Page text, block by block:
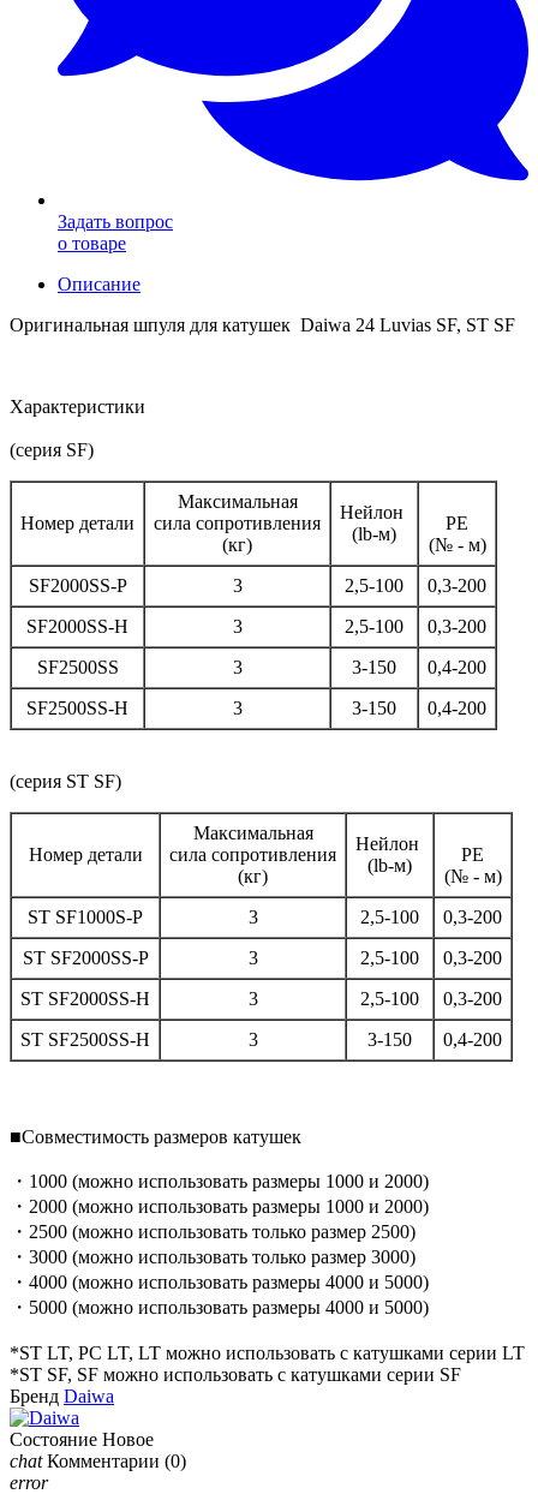
Задать вопрос
о товаре
Описание
Оригинальная шпуля для катушек Daiwa 24 Luvias SF, ST SF
Характеристики
(серия SF)
Номер детали
Максимальная
сила сопротивления
(кг)
Нейлон
(lb-м)
PE
(№ - м)
SF2000SS-P
3 2,5-100
0,3-200
SF2000SS-H
3 2,5-100
0,3-200
SF2500SS
3 3-150
0,4-200
SF2500SS-H
3 3-150 0,4-200
(серия ST SF)
Номер детали
Максимальная
сила сопротивления
(кг)
Нейлон
(lb-м)
PE
(№ - м)
ST SF1000S-P
3 2,5-100
0,3-200
ST SF2000SS-P
3 2,5-100
0,3-200
ST SF2000SS-H
3 2,5-100
0,3-200
ST SF2500SS-H
3 3-150 0,4-200
■Совместимость размеров катушек
・1000 (можно использовать размеры 1000 и 2000)
・2000 (можно использовать размеры 1000 и 2000)
・2500 (можно использовать только размер 2500)
・3000 (можно использовать только размер 3000)
・4000 (можно использовать размеры 4000 и 5000)
・5000 (можно использовать размеры 4000 и 5000)
*ST LT, PC LT, LT можно использовать с катушками серии LT
*ST SF, SF можно использовать с катушками серии SF
Бренд Daiwa
Состояние Новое
chat Комментарии (0)
error